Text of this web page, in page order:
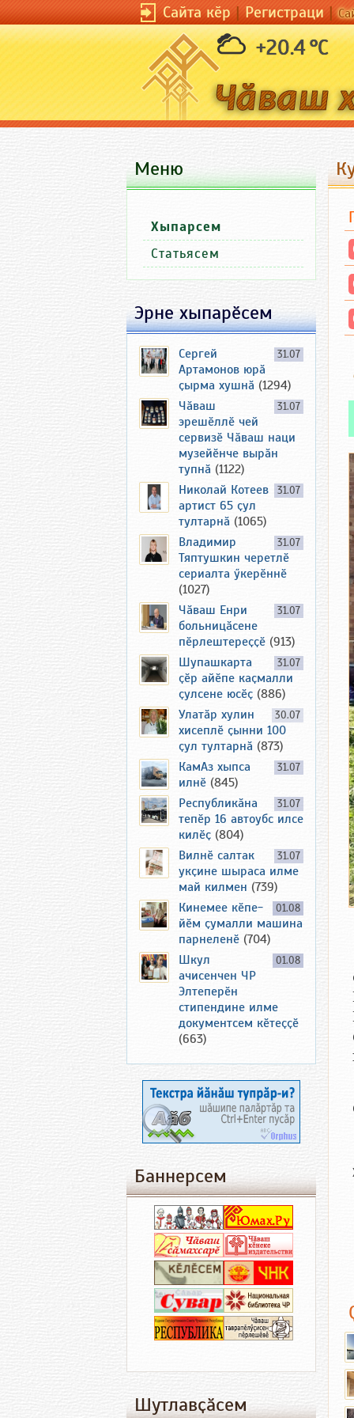
Сайта кӗр|Регистраци|
+20.4 °C
Меню
Хыпарсем
Статьясем
Эрне хыпарӗсем
31.07
Сергей
Артамонов юрӑ
ҫырма хушнӑ (1294)
31.07
Чӑваш
эрешӗллӗ чей
сервизӗ Чӑваш наци
музейӗнче вырӑн
тупнӑ (1122)
31.07
Николай Котеев
артист 65 ҫул
тултарнӑ (1065)
31.07
Владимир
Тяптушкин черетлӗ
сериалта ӳкерӗннӗ
(1027)
31.07
Чӑваш Енри
больницӑсене
пӗрлештереҫҫӗ (913)
31.07
Шупашкарта
ҫӗр айӗпе каҫмалли
ҫулсене юсӗҫ (886)
30.07
Улатӑр хулин
хисеплӗ ҫынни 100
ҫул тултарнӑ (873)
31.07
КамАз хыпса
илнӗ (845)
31.07
Республикӑна
тепӗр 16 автоубс илсе
килӗҫ (804)
31.07
Вилнӗ салтак
укҫине шыраса илме
май килмен (739)
01.08
Кинемее кӗпе-
йӗм ҫумалли машина
парнеленӗ (704)
01.08
Шкул
ачисенчен ЧР
Элтеперӗн
стипендине илме
документсем кӗтеҫҫӗ
(663)
Баннерсем
Шутлавҫӑсем